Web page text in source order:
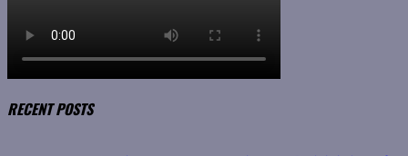
RECENT POSTS